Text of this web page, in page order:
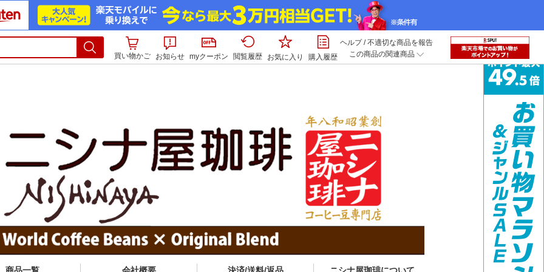
買い物かご お知らせ myクーポン 閲覧履歴 お気に入り 購入履歴
ヘルプ/不適切な商品を報告
この商品の関連商品